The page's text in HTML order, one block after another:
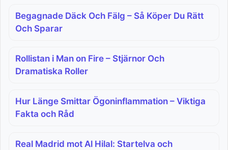
Begagnade Däck Och Fälg – Så Köper Du Rätt
Och Sparar
Rollistan i Man on Fire – Stjärnor Och
Dramatiska Roller
Hur Länge Smittar Ögoninflammation – Viktiga
Fakta och Råd
Real Madrid mot Al Hilal: Startelva och